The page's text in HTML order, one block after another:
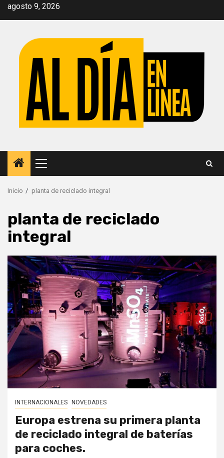
Saltar
agosto 9, 2026
Menú
principal
Inicio planta de reciclado integral
planta de reciclado
integral
INTERNACIONALES NOVEDADES
Europa estrena su primera planta
de reciclado integral de baterías
para coches.